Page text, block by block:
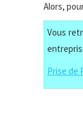
Alors,
Vous
Prise de